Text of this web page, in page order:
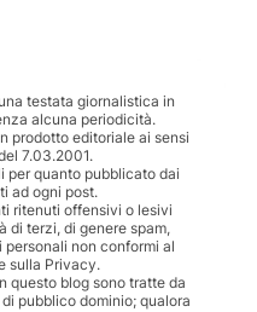
testata giornalistica in
alcuna periodicità.
prodotto editoriale ai sensi
7.03.2001.
per quanto pubblicato dai
ad ogni post.
ritenuti offensivi o lesivi
di terzi, di genere spam,
non conformi al
sulla Privacy.
questo blog sono tratte da
pubblico dominio; qualora